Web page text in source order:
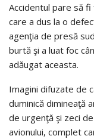
Accidentul pare să
care a dus la o
agenţia de presă
burtă şi a luat foc
adăugat aceasta.
Imagini difuzate de
duminică dimineaţă
de urgenţă şi zeci
avionului, complet